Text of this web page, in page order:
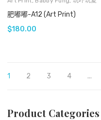
肥嘟嘟-A12 (Art Print)
$180.00
1 2 3 4 ...
Product Categories